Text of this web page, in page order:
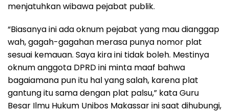
menjatuhkan wibawa pejabat publik.
“Biasanya ini ada oknum pejabat yang mau dianggap
wah, gagah-gagahan merasa punya nomor plat
sesuai kemauan. Saya kira ini tidak boleh. Mestinya
oknum anggota DPRD ini minta maaf bahwa
bagaiamana pun itu hal yang salah, karena plat
gantung itu sama dengan plat palsu,” kata Guru
Besar Ilmu Hukum Unibos Makassar ini saat dihubungi,